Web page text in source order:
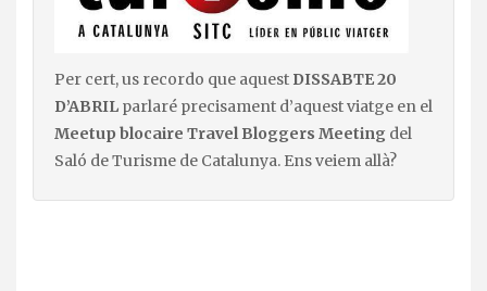
Per cert, us recordo que aquest DISSABTE 20
D’ABRIL parlaré precisament d’aquest viatge en el
Meetup blocaire Travel Bloggers Meeting del
Saló de Turisme de Catalunya. Ens veiem allà?